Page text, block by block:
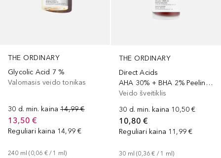
THE ORDINARY
Glycolic Acid 7 %
Valomasis veido tonikas
30 d. min. kaina 14,99 €
13,50 €
Reguliari kaina 14,99 €
240 ml (0,06 € / 1 ml)
THE ORDINARY
Direct Acids
AHA 30% + BHA 2% Peeling Solution
Veido šveitiklis
30 d. min. kaina 10,50 €
10,80 €
Reguliari kaina 11,99 €
30 ml (0,36 € / 1 ml)